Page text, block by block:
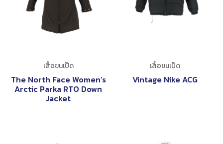
เสื้อขนเป็ด
The North Face Women’s
Arctic Parka RTO Down
Jacket
เสื้อขนเป็ด
Vintage Nike ACG